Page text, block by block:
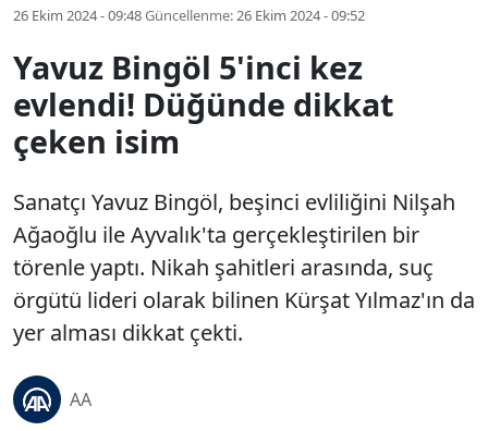
26 Ekim 2024 - 09:48Güncellenme:26 Ekim 2024 - 09:52
Yavuz Bingöl 5'inci kez
evlendi! Düğünde dikkat
çeken isim
Sanatçı Yavuz Bingöl, beşinci evliliğini Nilşah
Ağaoğlu ile Ayvalık'ta gerçekleştirilen bir
törenle yaptı. Nikah şahitleri arasında, suç
örgütü lideri olarak bilinen Kürşat Yılmaz'ın da
yer alması dikkat çekti.
AA